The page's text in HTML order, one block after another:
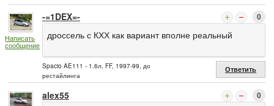
Написать
сообщение
-=1DEX=- 0
дроссель с КХХ как вариант вполне реальный
Spacio AE111 - 1.6л, FF, 1997-99, до
рестайлинга
Ответить
alex55 0